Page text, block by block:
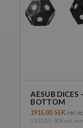
AESUB
BOTTOM
1915,00 SEK inkl.
1532,00 SEK exkl.